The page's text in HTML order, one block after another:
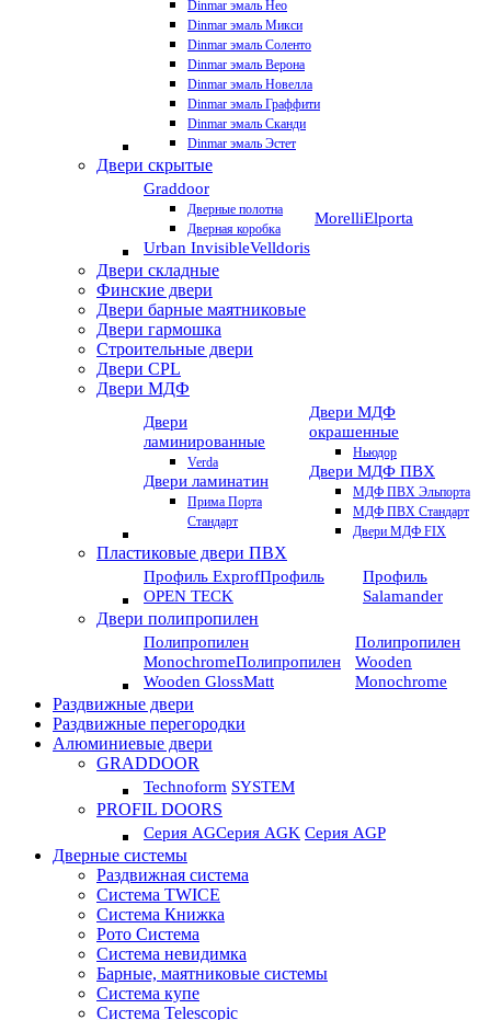
Dinmar эмаль Нео
Dinmar эмаль Микси
Dinmar эмаль Соленто
Dinmar эмаль Верона
Dinmar эмаль Новелла
Dinmar эмаль Граффити
Dinmar эмаль Сканди
Dinmar эмаль Эстет
Двери скрытые
Graddoor
Дверные полотна
Дверная коробка
Urban InvisibleVelldoris
MorelliElporta
Двери складные
Финские двери
Двери барные маятниковые
Двери гармошка
Строительные двери
Двери CРL
Двери МДФ
Двери
ламинированные
Verda
Двери ламинатин
Прима Порта
Стандарт
Двери МДФ
окрашенные
Ньюдор
Двери МДФ ПВХ
МДФ ПВХ Эльпорта
МДФ ПВХ Стандарт
Двери МДФ FIX
Пластиковые двери ПВХ
Профиль ExprofПрофиль
OPEN TECK
Профиль
Salamander
Двери полипропилен
Полипропилен
MonochromeПолипропилен
Wooden GlossMatt
Полипропилен
Wooden
Monochrome
Раздвижные двери
Раздвижные перегородки
Алюминиевые двери
GRADDOOR
Technoform SYSTEM
PROFIL DOORS
Серия AGСерия AGK Серия AGP
Дверные системы
Раздвижная система
Система TWICE
Система Книжка
Рото Система
Система невидимка
Барные, маятниковые системы
Система купе
Система Telescopic